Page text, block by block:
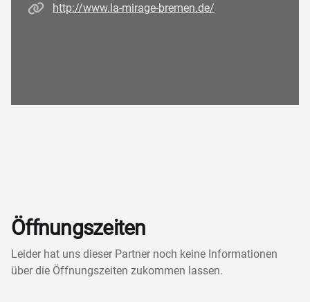
Homepagehttp://www.la-mirage-bremen.de/
Öffnungszeiten
Leider hat uns dieser Partner noch keine Informationen
über die Öffnungszeiten zukommen lassen.